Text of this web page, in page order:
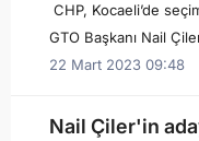
CHP, Kocaeli’de
GTO Başkanı Nail
22 Mart 2023 09:48
Nail Çiler'in